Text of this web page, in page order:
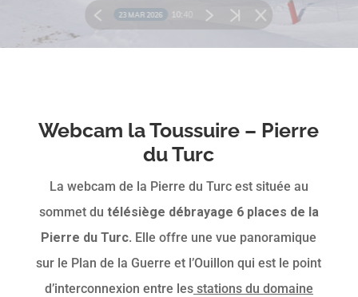
Webcam la Toussuire – Pierre
du Turc
La webcam de la Pierre du Turc est située au
sommet du télésiège débrayage 6 places de la
Pierre du Turc. Elle offre une vue panoramique
sur le Plan de la Guerre et l’Ouillon qui est le point
d’interconnexion entre lesstations du domaine